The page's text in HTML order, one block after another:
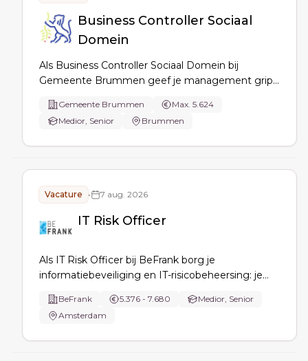
Business Controller Sociaal
Domein
Als Business Controller Sociaal Domein bij
Gemeente Brummen geef je management grip
analyses en prognoses, optimaliseer je AO/IC,
adviseer je over efficiency en strategische keuzes
Gemeente Brummen
Max. 5.624
Medior, Senior
Brummen
Vacature • 7 aug. 2026
IT Risk Officer
Als IT Risk Officer bij BeFrank borg je
informatiebeveiliging en IT-risicobeheersing: je
en audits uit, ontwikkelt IT-riskbeleid, bewaakt
openstaande risico’s en vertaalt wet- en
BeFrank 5.376 - 7.680
Medior, Senior
Amsterdam